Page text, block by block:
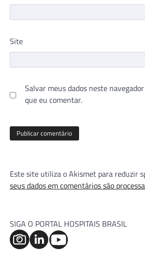
Site
Salvar meus dados neste
que eu comentar.
Este site utiliza o Akismet para reduzir
seus dados em comentários são
SIGA O PORTAL HOSPITAIS BRASIL